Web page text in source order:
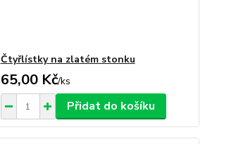
Čtyřlístky na zlatém stonku
65,00 Kč/ks
Přidat do košíku